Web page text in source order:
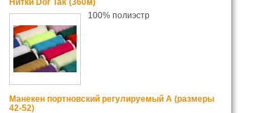
100% полиэстр
Манекен портновский регулируемый А (размеры
42-52)